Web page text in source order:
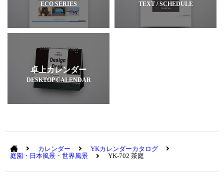
ECO SERIES TEXT / SCHEDULE
卓上カレンダー
DESKTOP CALENDAR
カレンダー
YKカレンダーカタログ
庭園・日本風景・世界風景
YK-702 茶庭